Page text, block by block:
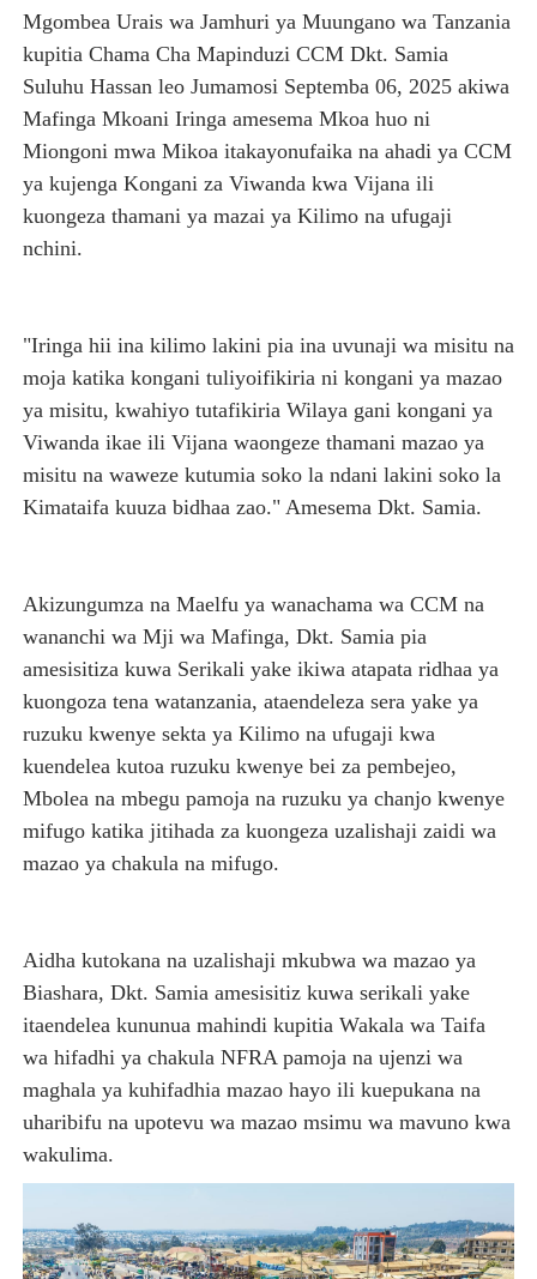
LONDO AIPONGEZA FCC KWA KUJENGA USHINDANI
TBS YASISITIZA UBORA WA BIDHAA KUWA CHACHU
KILA KILO INAYOPOTEA NI SHILINGI INAYOPOTEA -
HABARI ZILIZOPEWA UZITO WA JUU KATIKA
Mgombea Urais wa Jamhuri ya Muungano wa Tanzania
kupitia Chama Cha Mapinduzi CCM Dkt. Samia
Suluhu Hassan leo Jumamosi Septemba 06, 2025 akiwa
Mafinga Mkoani Iringa amesema Mkoa huo ni
Miongoni mwa Mikoa itakayonufaika na ahadi ya CCM
ya kujenga Kongani za Viwanda kwa Vijana ili
kuongeza thamani ya mazai ya Kilimo na ufugaji
nchini.
"Iringa hii ina kilimo lakini pia ina uvunaji wa misitu na
moja katika kongani tuliyoifikiria ni kongani ya mazao
ya misitu, kwahiyo tutafikiria Wilaya gani kongani ya
Viwanda ikae ili Vijana waongeze thamani mazao ya
misitu na waweze kutumia soko la ndani lakini soko la
Kimataifa kuuza bidhaa zao." Amesema Dkt. Samia.
Akizungumza na Maelfu ya wanachama wa CCM na
wananchi wa Mji wa Mafinga, Dkt. Samia pia
amesisitiza kuwa Serikali yake ikiwa atapata ridhaa ya
kuongoza tena watanzania, ataendeleza sera yake ya
ruzuku kwenye sekta ya Kilimo na ufugaji kwa
kuendelea kutoa ruzuku kwenye bei za pembejeo,
Mbolea na mbegu pamoja na ruzuku ya chanjo kwenye
mifugo katika jitihada za kuongeza uzalishaji zaidi wa
mazao ya chakula na mifugo.
Aidha kutokana na uzalishaji mkubwa wa mazao ya
Biashara, Dkt. Samia amesisitiz kuwa serikali yake
itaendelea kununua mahindi kupitia Wakala wa Taifa
wa hifadhi ya chakula NFRA pamoja na ujenzi wa
maghala ya kuhifadhia mazao hayo ili kuepukana na
uharibifu na upotevu wa mazao msimu wa mavuno kwa
wakulima.